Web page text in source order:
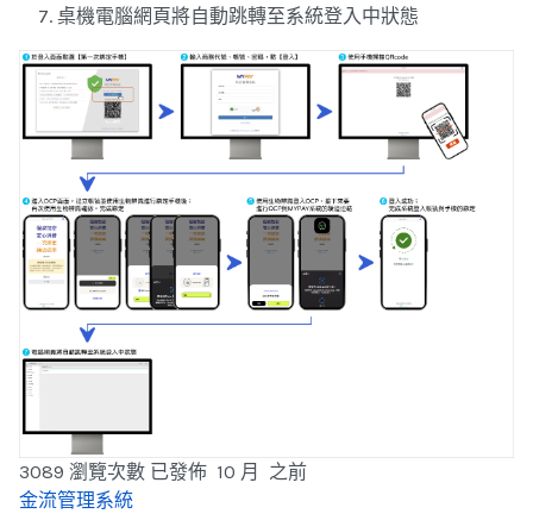
桌機電腦網頁將自動跳轉至系統登入中狀態
3089 瀏覽次數 已發佈 10 月 之前
金流管理系統